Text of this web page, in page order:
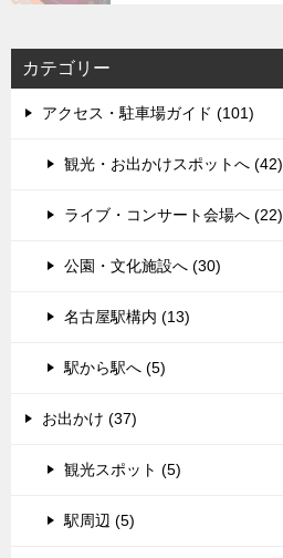
カテゴリー
アクセス・駐車場ガイド (101)
観光・お出かけスポットへ (42)
ライブ・コンサート会場へ (22)
公園・文化施設へ (30)
名古屋駅構内 (13)
駅から駅へ (5)
お出かけ (37)
観光スポット (5)
駅周辺 (5)